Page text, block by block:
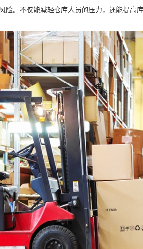
险。不仅能减轻仓库人员的压力，还能提高